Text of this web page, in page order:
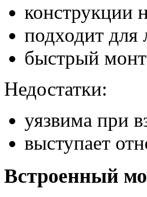
конструкции
подходит
быстрый
Недостатки:
уязвима при
выступает
Встроенный